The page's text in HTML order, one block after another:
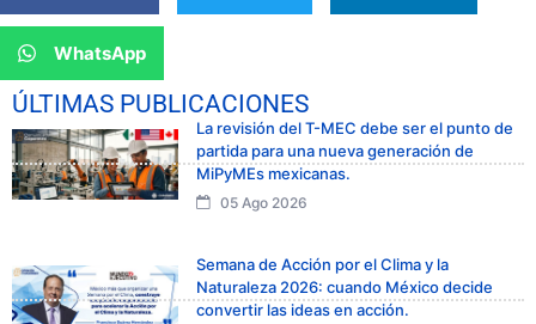
WhatsApp
ÚLTIMAS PUBLICACIONES
La revisión del T-MEC debe ser el punto de
partida para una nueva generación de
MiPyMEs mexicanas.
05 Ago 2026
Semana de Acción por el Clima y la
Naturaleza 2026: cuando México decide
convertir las ideas en acción.